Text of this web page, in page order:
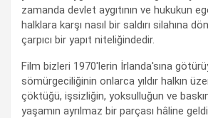
zamanda devlet aygıtının ve hukukun
halklara karşı nasıl bir saldırı silahına
çarpıcı bir yapıt niteliğindedir.
Film bizleri 1970'lerin İrlanda'sına
sömürgeciliğinin onlarca yıldır halkın
çöktüğü, işsizliğin, yoksulluğun ve
yaşamın ayrılmaz bir parçası hâline